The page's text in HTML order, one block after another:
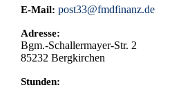
E-Mail: post33@fmdfinanz.de
Adresse:
Bgm.-Schallermayer-Str. 2
85232 Bergkirchen
Stunden: